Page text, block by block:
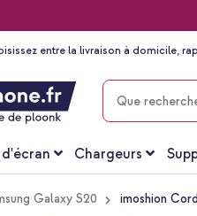
entre la livraison à domicile,
CHERCHER
Chargeurs
Galaxy S20 imoshion